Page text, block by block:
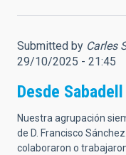
Submitted by Carles
29/10/2025 - 21:45
Desde Sabadell
Nuestra agrupación
de D. Francisco
colaboraron o